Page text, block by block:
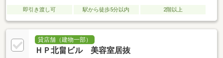
即引き渡し可 駅から徒歩5分以内 2階以上
貸店舗（建物一部）
ＨＰ北畠ビル 美容室居抜